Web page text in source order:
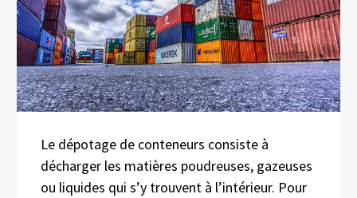
Le dépotage de conteneurs consiste à
décharger les matières poudreuses, gazeuses
ou liquides qui s’y trouvent à l’intérieur. Pour